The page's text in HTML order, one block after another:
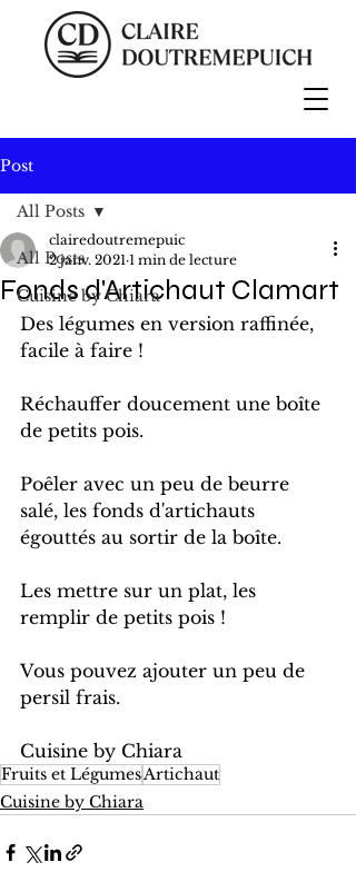
Post
All Posts
Cuisine by Chiara
All Posts
Fonds d'Artichaut Clamart
clairedoutremepuic
2 janv. 2021 1 min de lecture
Des légumes en version raffinée,
facile à faire !
Réchauffer doucement une boîte
de petits pois.
Poêler avec un peu de beurre
salé, les fonds d'artichauts
égouttés au sortir de la boîte.
Les mettre sur un plat, les
remplir de petits pois !
Vous pouvez ajouter un peu de
persil frais.
Cuisine by Chiara
Fruits et LégumesArtichaut
Cuisine by Chiara